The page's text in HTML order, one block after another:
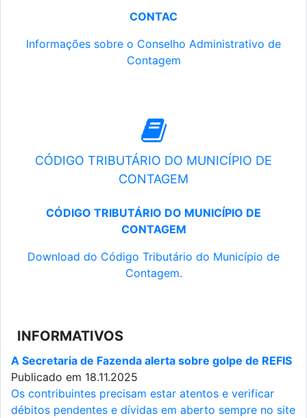
CONTAC
Informações sobre o Conselho Administrativo de
Contagem
CÓDIGO TRIBUTÁRIO DO MUNICÍPIO DE
CONTAGEM
CÓDIGO TRIBUTÁRIO DO MUNICÍPIO DE
CONTAGEM
Download do Código Tributário do Município de
Contagem.
INFORMATIVOS
A Secretaria de Fazenda alerta sobre golpe de REFIS
Publicado em 18.11.2025
Os contribuintes precisam estar atentos e verificar
débitos pendentes e dívidas em aberto sempre no site